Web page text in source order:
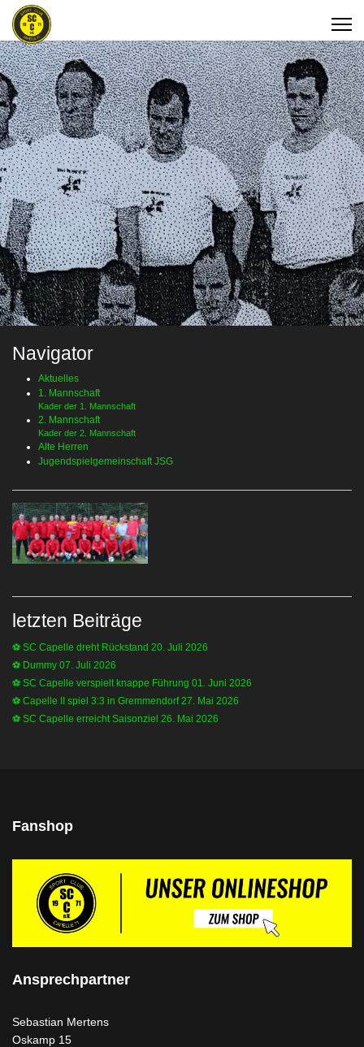
Navigator
Aktuelles
1. Mannschaft
Kader der 1. Mannschaft
2. Mannschaft
Kader der 2. Mannschaft
Alte Herren
Jugendspielgemeinschaft JSG
letzten Beiträge
⚽️ SC Capelle dreht Rückstand 20. Juli 2026
⚽️ Dummy 07. Juli 2026
⚽️ SC Capelle verspielt knappe Führung 01. Juni 2026
⚽️ Capelle II spiel 3:3 in Gremmendorf27. Mai 2026
⚽️ SC Capelle erreicht Saisonziel 26. Mai 2026
Fanshop
Ansprechpartner
Sebastian Mertens
Oskamp 15